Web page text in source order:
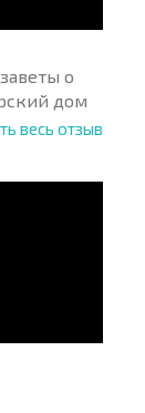
о
дом
весь отзыв